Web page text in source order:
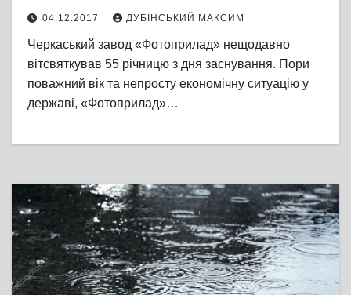
04.12.2017 ДУБІНСЬКИЙ МАКСИМ
Черкаський завод «Фотоприлад» нещодавно
вітсвяткував 55 річницю з дня заснування. Пори
поважний вік та непросту економічну ситуацію у
державі, «Фотоприлад»…